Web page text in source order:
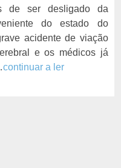
de ser desligado da
do estado do
acidente de viação
e os médicos já
continuar a ler